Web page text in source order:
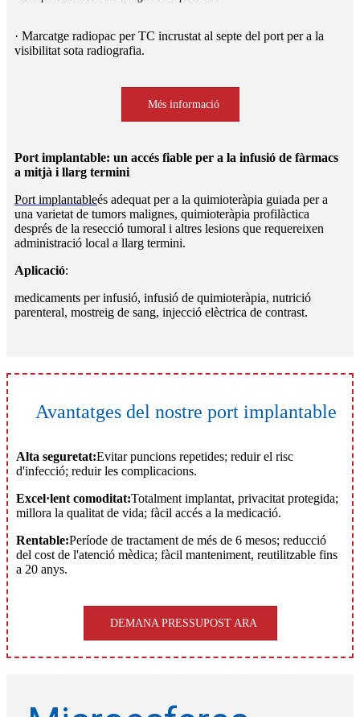
· Marcatge radiopac per TC incrustat al septe del port per a la
visibilitat sota radiografia.
Més informació
Port implantable: un accés fiable per a la infusió de fàrmacs
a mitjà i llarg termini
Port implantableés adequat per a la quimioteràpia guiada per a
una varietat de tumors malignes, quimioteràpia profilàctica
després de la resecció tumoral i altres lesions que requereixen
administració local a llarg termini.
Aplicació:
medicaments per infusió, infusió de quimioteràpia, nutrició
parenteral, mostreig de sang, injecció elèctrica de contrast.
Avantatges del nostre port implantable
Alta seguretat:Evitar puncions repetides; reduir el risc
d'infecció; reduir les complicacions.
Excel·lent comoditat:Totalment implantat, privacitat protegida;
millora la qualitat de vida; fàcil accés a la medicació.
Rentable:Període de tractament de més de 6 mesos; reducció
del cost de l'atenció mèdica; fàcil manteniment, reutilitzable fins
a 20 anys.
DEMANA PRESSUPOST ARA